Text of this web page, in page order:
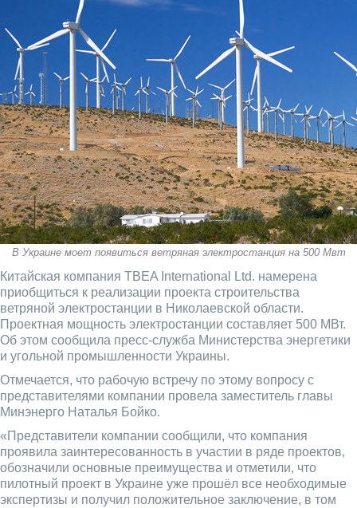
В Украине моет появиться ветряная электростанция на 500 Мвт
Китайская компания TBEA International Ltd. намерена
приобщиться к реализации проекта строительства
ветряной электростанции в Николаевской области.
Проектная мощность электростанции составляет 500 МВт.
Об этом сообщила пресс-служба Министерства энергетики
и угольной промышленности Украины.
Отмечается, что рабочую встречу по этому вопросу с
представителями компании провела заместитель главы
Минэнерго Наталья Бойко.
«Представители компании сообщили, что компания
проявила заинтересованность в участии в ряде проектов,
обозначили основные преимущества и отметили, что
пилотный проект в Украине уже прошёл все необходимые
экспертизы и получил положительное заключение, в том